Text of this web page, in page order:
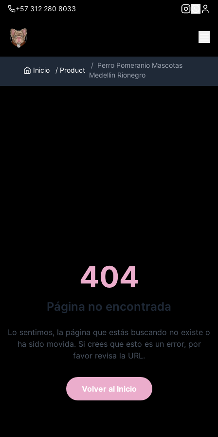
+57 312 280 8033
Inicio / Product
/ Perro Pomeranio Mascotas
Medellin Rionegro
404
Página no encontrada
Lo sentimos, la página que estás buscando no existe o
ha sido movida. Si crees que esto es un error, por
favor revisa la URL.
Volver al Inicio